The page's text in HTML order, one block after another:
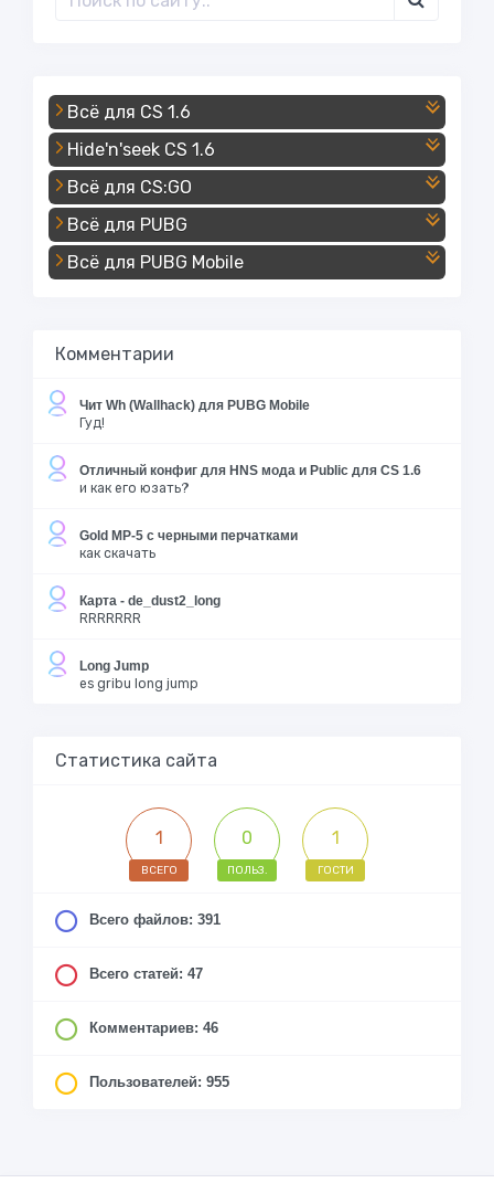
Всё для CS 1.6
Hide'n'seek CS 1.6
Всё для CS:GO
Всё для PUBG
Всё для PUBG Mobile
Комментарии
Чит Wh (Wallhack) для PUBG Mobile
Гуд!
Отличный конфиг для HNS мода и Public для CS 1.6
и как его юзать?
Gold MP-5 с черными перчатками
как скачать
Карта - de_dust2_long
RRRRRRR
Long Jump
es gribu long jump
Статистика сайта
1
ВСЕГО
0
ПОЛЬЗ.
1
ГОСТИ
Всего файлов: 391
Всего статей: 47
Комментариев: 46
Пользователей: 955